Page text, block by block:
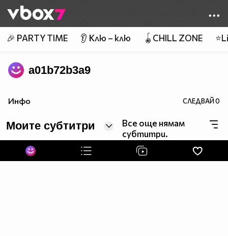
👾
🎉 PARTY TIME 👂 Клю – клю 🪀CHILL ZONE
a01b72b3a9
Инфо СЛЕДВАЙ0
Моите субтитри
Все още нямам
субтитри.